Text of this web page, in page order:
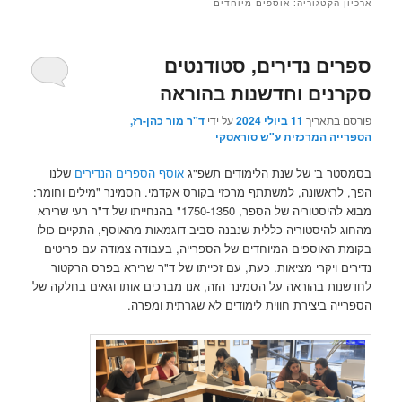
ארכיון הקטגוריה: אוספים מיוחדים
ספרים נדירים, סטודנטים
סקרנים וחדשנות בהוראה
פורסם בתאריך 11 ביולי 2024 על ידיד"ר מור כהן-רז,
הספרייה המרכזית ע"ש סוראסקי
בסמסטר ב' של שנת הלימודים תשפ"גאוסף הספרים הנדירים שלנו
הפך, לראשונה, למשתתף מרכזי בקורס אקדמי. הסמינר "מילים וחומר:
מבוא להיסטוריה של הספר, 1750-1350" בהנחייתו של ד"ר רעי שרירא
מהחוג להיסטוריה כללית שנבנה סביב דוגמאות מהאוסף, התקיים כולו
בקומת האוספים המיוחדים של הספרייה, בעבודה צמודה עם פריטים
נדירים ויקרי מציאות. כעת, עם זכייתו של ד"ר שרירא בפרס הרקטור
לחדשנות בהוראה על הסמינר הזה, אנו מברכים אותו וגאים בחלקה של
הספרייה ביצירת חווית לימודים לא שגרתית ומפרה.